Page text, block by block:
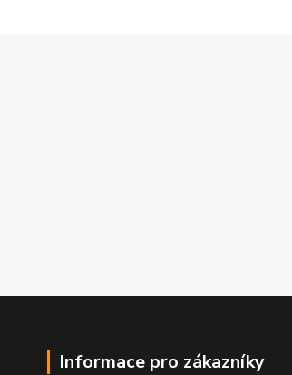
Informace pro zákazníky